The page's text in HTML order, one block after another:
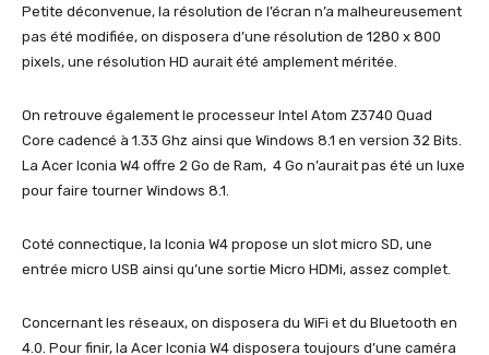
Petite déconvenue, la résolution de l’écran n’a malheureusement
pas été modifiée, on disposera d’une résolution de 1280 x 800
pixels, une résolution HD aurait été amplement méritée.
On retrouve également le processeur Intel Atom Z3740 Quad
Core cadencé à 1.33 Ghz ainsi que Windows 8.1 en version 32 Bits.
La Acer Iconia W4 offre 2 Go de Ram, 4 Go n’aurait pas été un luxe
pour faire tourner Windows 8.1.
Coté connectique, la Iconia W4 propose un slot micro SD, une
entrée micro USB ainsi qu’une sortie Micro HDMi, assez complet.
Concernant les réseaux, on disposera du WiFi et du Bluetooth en
4.0. Pour finir, la Acer Iconia W4 disposera toujours d’une caméra